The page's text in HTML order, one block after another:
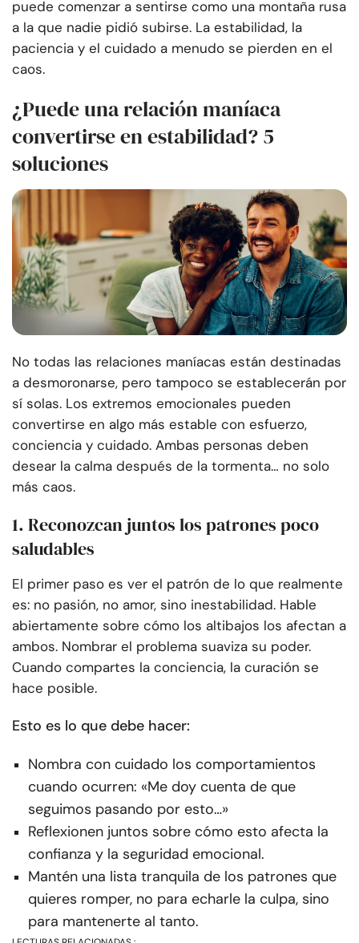
puede comenzar a sentirse como una montaña rusa
a la que nadie pidió subirse. La estabilidad, la
paciencia y el cuidado a menudo se pierden en el
caos.
¿Puede una relación maníaca
convertirse en estabilidad? 5
soluciones
No todas las relaciones maníacas están destinadas
a desmoronarse, pero tampoco se establecerán por
sí solas. Los extremos emocionales pueden
convertirse en algo más estable con esfuerzo,
conciencia y cuidado. Ambas personas deben
desear la calma después de la tormenta… no solo
más caos.
1. Reconozcan juntos los patrones poco
saludables
El primer paso es ver el patrón de lo que realmente
es: no pasión, no amor, sino inestabilidad. Hable
abiertamente sobre cómo los altibajos los afectan a
ambos. Nombrar el problema suaviza su poder.
Cuando compartes la conciencia, la curación se
hace posible.
Esto es lo que debe hacer:
Nombra con cuidado los comportamientos
cuando ocurren: «Me doy cuenta de que
seguimos pasando por esto…»
Reflexionen juntos sobre cómo esto afecta la
confianza y la seguridad emocional.
Mantén una lista tranquila de los patrones que
quieres romper, no para echarle la culpa, sino
para mantenerte al tanto.